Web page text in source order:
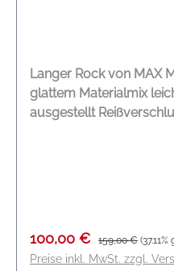
Langer Rock von MAX
glattem Materialmix leicht
ausgestellt
Verkaufspreis:
100,00 € Regulärer Preis:
159,00 €
Preise inkl. MwSt. zzgl.